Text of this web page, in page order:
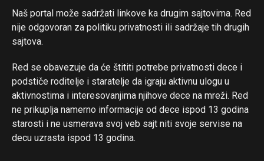
Naš portal može sadržati linkove ka drugim sajtovima. Red
nije odgovoran za politiku privatnosti ili sadržaje tih drugih
sajtova.
Red se obavezuje da će štititi potrebe privatnosti dece i
podstiče roditelje i staratelje da igraju aktivnu ulogu u
aktivnostima i interesovanjima njihove dece na mreži. Red
ne prikuplja namerno informacije od dece ispod 13 godina
starosti i ne usmerava svoj veb sajt niti svoje servise na
decu uzrasta ispod 13 godina.